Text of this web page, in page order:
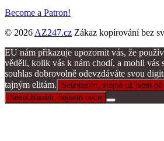
Become a Patron!
© 2026 AZ247.cz Zákaz kopírování bez
EU nám přikazuje upozornit vás, že
věděli, kolik vás k nám chodí, a mohli vás
souhlas dobrovolně odevzdáváte svou
tajným elitám. Souhlasím, stejně už jsem
Nesouhlasím, nejsem ovce